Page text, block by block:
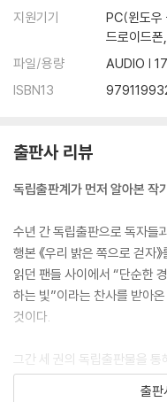
지원기기
PC(윈도우
드로이드
파일/용량
AUDIO |
ISBN13
출판사 리뷰
독립출판계가 먼저 알아본 작
수년 간 독립출판으로 독자들
행본 《우리 밝은 쪽으로 걷자
읽던 팬들 사이에서 “단순한
하는 빛”이라는 찬사를 받아
것이다.
그간 세 권의 독립출판물을
며 이름을 알린 저자는, 《우리
출판